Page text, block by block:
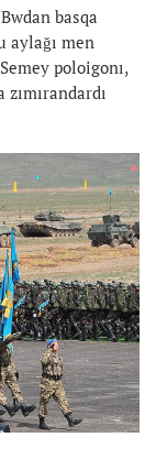
basqa
aylağı men
poloigonı,
zımırandardı